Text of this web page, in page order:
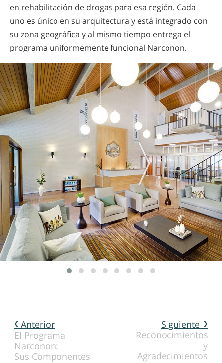
en rehabilitación de drogas para esa región. Cada
uno es único en su arquitectura y está integrado con
su zona geográfica y al mismo tiempo entrega el
programa uniformemente funcional Narconon.
Siguiente
Reconocimientos
y
Agradecimientos
Anterior
El Programa
Narconon:
Sus Componentes